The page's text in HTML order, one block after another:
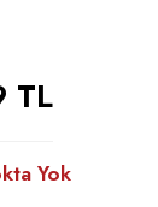
TL
Yok